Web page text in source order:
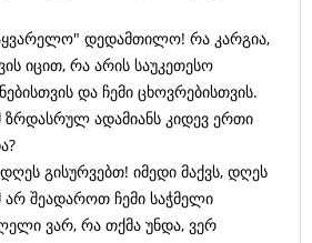
დედამთილო! რა კარგია,
იცით, რა არის საუკეთესო
და ჩემი ცხოვრებისთვის.
ადამიანს კიდევ ერთი
გისურვებთ! იმედი მაქვს, დღეს
შეადაროთ ჩემი საჭმელი
ვარ, რა თქმა უნდა, ვერ